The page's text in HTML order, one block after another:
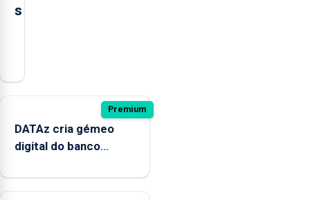
s
da
de
Ponta
defendeu
Premium
DATAz cria gémeo
digital do banco
impactos no